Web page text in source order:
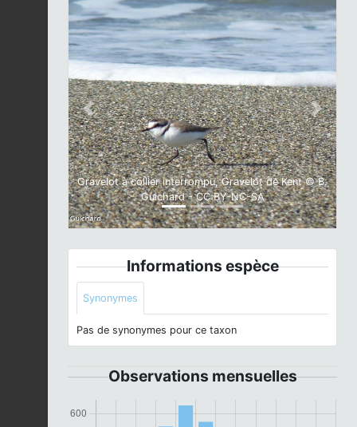
Gravelot à collier interrompu, Gravelot de Kent © B.
Guichard - CC BY-NC-SA
Previous Next
Informations espèce
Synonymes
Pas de synonymes pour ce taxon
Observations mensuelles